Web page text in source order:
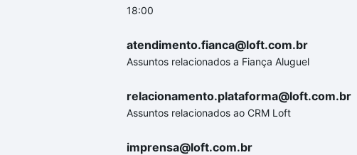
18:00
atendimento.fianca@loft.com.br
Assuntos relacionados a Fiança Aluguel
relacionamento.plataforma@loft.com.br
Assuntos relacionados ao CRM Loft
imprensa@loft.com.br